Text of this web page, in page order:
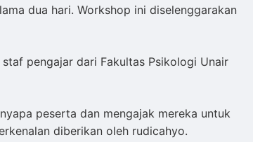
dua hari. Workshop ini diselenggarakan
pengajar dari Fakultas Psikologi Unair
peserta dan mengajak mereka untuk
diberikan oleh rudicahyo.